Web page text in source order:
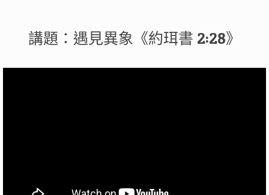
講題：遇見異象《約珥書 2:28》